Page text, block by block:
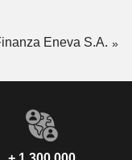
Eneva S.A.